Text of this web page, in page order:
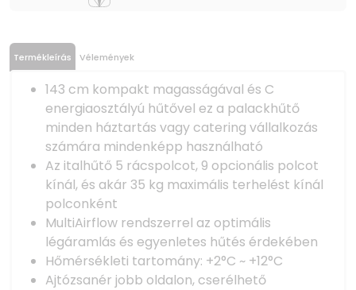
Termékleírás Vélemények
143 cm kompakt magasságával és C
energiaosztályú hűtővel ez a palackhűtő
minden háztartás vagy catering vállalkozás
számára mindenképp használható
Az italhűtő 5 rácspolcot, 9 opcionális polcot
kínál, és akár 35 kg maximális terhelést kínál
polconként
MultiAirflow rendszerrel az optimális
légáramlás és egyenletes hűtés érdekében
Hőmérsékleti tartomány: +2°C ~ +12°C
Ajtózsanér jobb oldalon, cserélhető